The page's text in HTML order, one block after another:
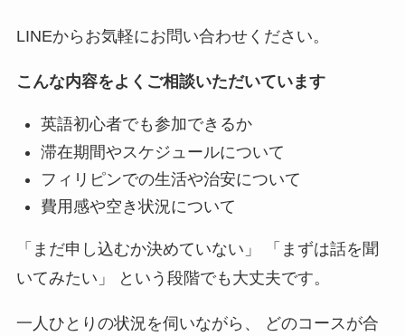
LINEからお気軽にお問い合わせください。
こんな内容をよくご相談いただいています
英語初心者でも参加できるか
滞在期間やスケジュールについて
フィリピンでの生活や治安について
費用感や空き状況について
「まだ申し込むか決めていない」 「まずは話を聞
いてみたい」 という段階でも大丈夫です。
一人ひとりの状況を伺いながら、 どのコースが合